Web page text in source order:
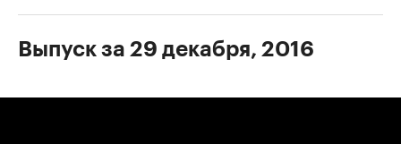
Выпуск за 29 декабря, 2016